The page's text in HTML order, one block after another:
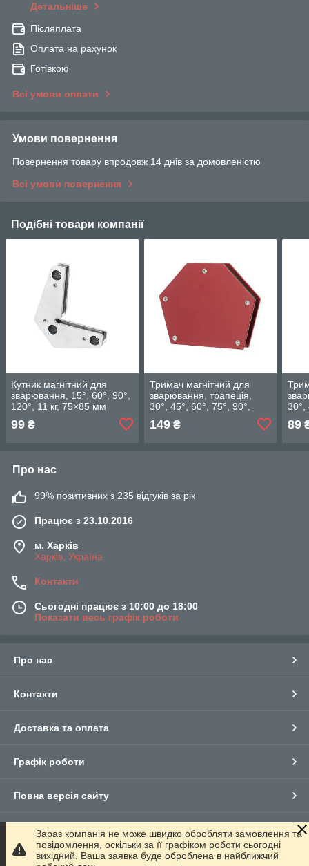
Детальніше
Післяплата
Оплата на рахунок
Готівкою
Всі умови оплати
Умови повернення
Повернення товару впродовж 14 днів за домовленістю
Всі умови повернення
Подібні товари компанії
Кутник магнітний для
зварювання, 15°, 60°, 90°,
120°, 11 кг, 75×85 мм
99 ₴
Тримач магнітний для
зварювання, трапеція,
30°, 45°, 60°, 75°, 90°,
135°, 22 кг, 115×90×17 мм
INTERTOOL MW-0002
149₴
30°,
89
Про нас
99% позитивних з 235 відгуків за рік
Працює з 23.10.2016
м. Харків
Харків, Україна
Контакти
Сьогодні працює з 10:00 до 18:00
Показати весь графік роботи
Про нас
Контакти
Доставка та оплата
Графік роботи
Повна версія сайту
Сайт створено на маркетплейсі Prom.ua
Політика конфіденційності
Зараз компанія не може швидко обробляти замовлення та
повідомлення, оскільки за її графіком роботи сьогодні
вихідний. Ваша заявка буде оброблена в найближчий